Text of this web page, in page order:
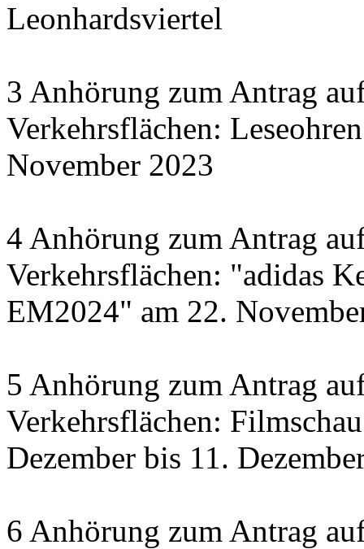
Leonhardsviertel
3 Anhörung zum Antrag
Verkehrsflächen:
November 2023
4 Anhörung zum Antrag
Verkehrsflächen: "adidas
EM2024" am 22.
5 Anhörung zum Antrag
Verkehrsflächen:
Dezember bis 11.
6 Anhörung zum Antrag